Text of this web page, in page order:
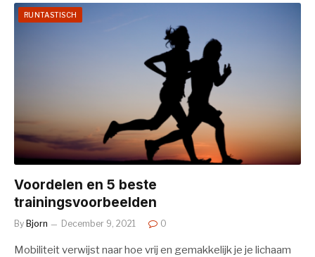
RUNTASTISCH
Voordelen en 5 beste
trainingsvoorbeelden
By Bjorn December 9, 2021 0
Mobiliteit verwijst naar hoe vrij en gemakkelijk je je lichaam